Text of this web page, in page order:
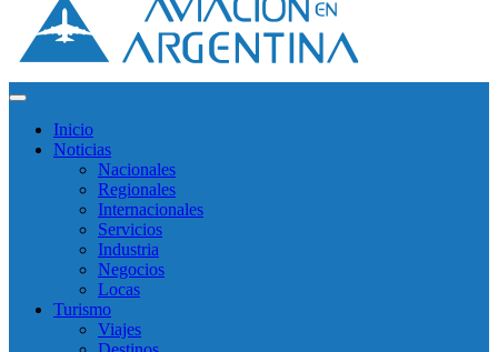
Inicio
Noticias
Nacionales
Regionales
Internacionales
Servicios
Industria
Negocios
Locas
Turismo
Viajes